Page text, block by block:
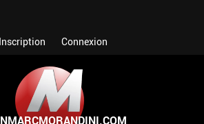
Inscription Connexion